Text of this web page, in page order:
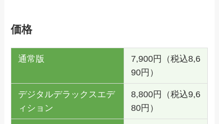
価格
通常版
7,900円（税込8,6
90円）
デジタルデラックスエデ
ィション
8,800円（税込9,6
80円）